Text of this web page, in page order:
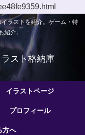
ラストを紹介。ゲーム・特
紹介。
スト格納庫
イラストページ
プロフィール
方へ